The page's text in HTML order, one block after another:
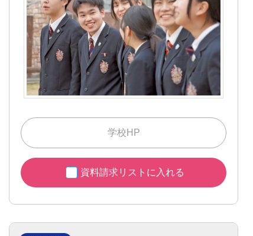
学校HP
資料請求リストに入れる